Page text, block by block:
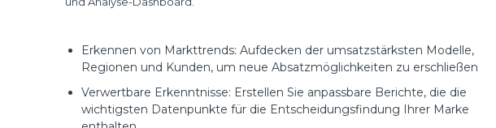
Erkennen von Markttrends: Aufdecken der umsatzstärksten Modelle,
Regionen und Kunden, um neue Absatzmöglichkeiten zu erschließen
Verwertbare Erkenntnisse: Erstellen Sie anpassbare Berichte, die die
wichtigsten Datenpunkte für die Entscheidungsfindung Ihrer Marke